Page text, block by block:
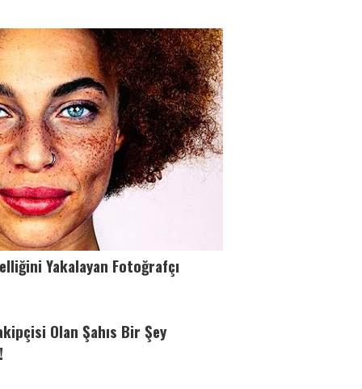
Yakalayan Fotoğrafçı
Olan Şahıs Bir Şey